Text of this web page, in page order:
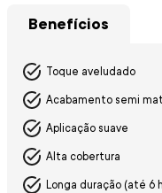
Benefícios
Toque aveludado
Acabamento semi
Aplicação suave
Alta cobertura
Longa duração (até 6